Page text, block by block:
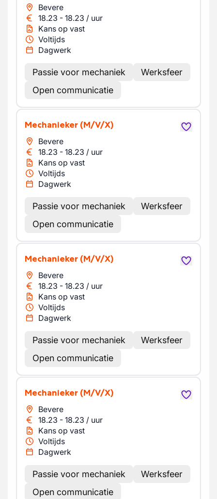
Bevere
18.23 - 18.23 / uur
Kans op vast
Voltijds
Dagwerk
Passie voor mechaniek
Werksfeer
Open communicatie
Mechanieker (M/V/X)
Bevere
18.23 - 18.23 / uur
Kans op vast
Voltijds
Dagwerk
Passie voor mechaniek
Werksfeer
Open communicatie
Mechanieker (M/V/X)
Bevere
18.23 - 18.23 / uur
Kans op vast
Voltijds
Dagwerk
Passie voor mechaniek
Werksfeer
Open communicatie
Mechanieker (M/V/X)
Bevere
18.23 - 18.23 / uur
Kans op vast
Voltijds
Dagwerk
Passie voor mechaniek
Werksfeer
Open communicatie